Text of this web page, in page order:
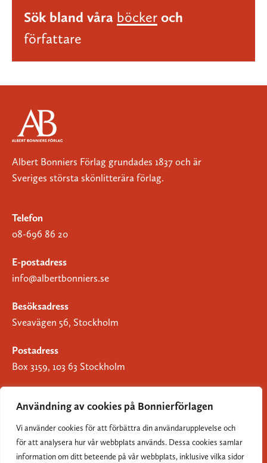
Användning av cookies på Bonnierförlagen
Vi använder cookies för att förbättra din användarupplevelse och
för att analysera hur vår webbplats används. Dessa cookies samlar
information om ditt beteende på vår webbplats, inklusive vilka sidor
Sök bland våra böcker och
författare
Albert Bonniers Förlag grundades 1837 och är
Sveriges största skönlitterära förlag.
Telefon
08-696 86 20
E-postadress
info@albertbonniers.se
Besöksadress
Sveavägen 56, Stockholm
Postadress
Box 3159, 103 63 Stockholm
Om Bonnierförlagen
Cookies